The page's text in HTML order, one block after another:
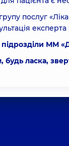
послуг
підрозділи ММ
ласка,